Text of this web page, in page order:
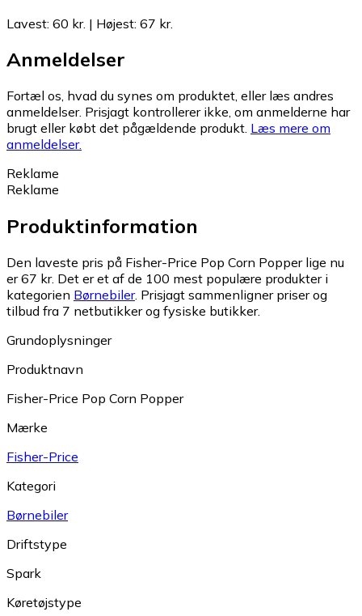
Lavest: 60 kr. | Højest: 67 kr.
Anmeldelser
Fortæl os, hvad du synes om produktet, eller læs andres
anmeldelser. Prisjagt kontrollerer ikke, om anmelderne har
brugt eller købt det pågældende produkt. Læs mere om
anmeldelser.
Reklame
Reklame
Produktinformation
Den laveste pris på Fisher-Price Pop Corn Popper lige nu
er 67 kr. Det er et af de 100 mest populære produkter i
kategorien Børnebiler. Prisjagt sammenligner priser og
tilbud fra 7 netbutikker og fysiske butikker.
Grundoplysninger
Produktnavn
Fisher-Price Pop Corn Popper
Mærke
Fisher-Price
Kategori
Børnebiler
Driftstype
Spark
Køretøjstype